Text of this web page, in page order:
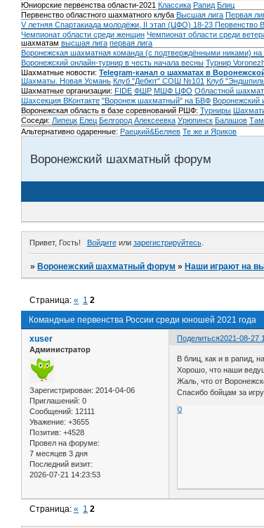
Юниорские первенства области-2021 Классика Рапид Блиц
Первенство областного шахматного клуба Высшая лига Первая
V летняя Спартакиада молодёжи, II этап (ЦФО) 18-23 Первенство
Чемпионат области среди женщин Чемпионат области среди
шахматам высшая лига первая лига
Воронежская шахматная команда (с подтверждёнными никами) на
Воронежский онлайн-турнир в честь начала весны Турнир
Шахматные новости: Telegram-канал о шахматах в
Шахматы. Новая Усмань Клуб "Дебют" СОШ №101 Клуб
Шахматные организации: FIDE ФШР МШФ ЦФО Областной
Шахсекция ВКонтакте "Воронеж шахматный" на БВФ Воронежский
Воронежская область в базе соревнований РШФ: Турниры
Соседи: Липецк Елец Белгород Алексеевка Урюпинск Балашов
Альтернативно одаренные: Раецкий&Беляев Те же и Яриков
Воронежский шахматный форум
Привет, Гость! Войдитеили зарегистрируйтесь.
»Воронежский шахматный форум »Наши играют на
Командные первенства России среди юношей 2021 года
Страница:« 1 2
Поделиться2021-08-27
xuser
Администратор
Зарегистрирован: 2014-04-06
Приглашений: 0
Сообщений: 12111
Уважение: +3655
Позитив: +4528
Провел на форуме:
7 месяцев 3 дня
Последний визит:
2026-07-21 14:23:53
В блиц, как и в рапид,
Хорошо, что наши
Жаль, что от
Спасибо бойцам за
0
Страница:« 1 2